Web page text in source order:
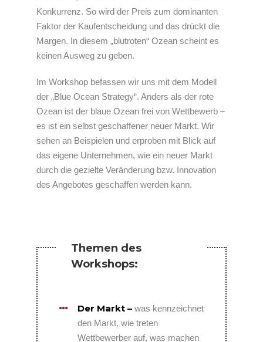
Konkurrenz. So wird der Preis zum dominanten
Faktor der Kaufentscheidung und das drückt die
Margen. In diesem „blutroten“ Ozean scheint es
keinen Ausweg zu geben.
Im Workshop befassen wir uns mit dem Modell
der „Blue Ocean Strategy“. Anders als der rote
Ozean ist der blaue Ozean frei von Wettbewerb –
es ist ein selbst geschaffener neuer Markt. Wir
sehen an Beispielen und erproben mit Blick auf
das eigene Unternehmen, wie ein neuer Markt
durch die gezielte Veränderung bzw. Innovation
des Angebotes geschaffen werden kann.
Themen des
Workshops:
Der Markt – was kennzeichnet
den Markt, wie treten
Wettbewerber auf, was machen